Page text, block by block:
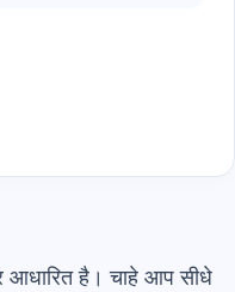
आधारित है। चाहे आप सीधे